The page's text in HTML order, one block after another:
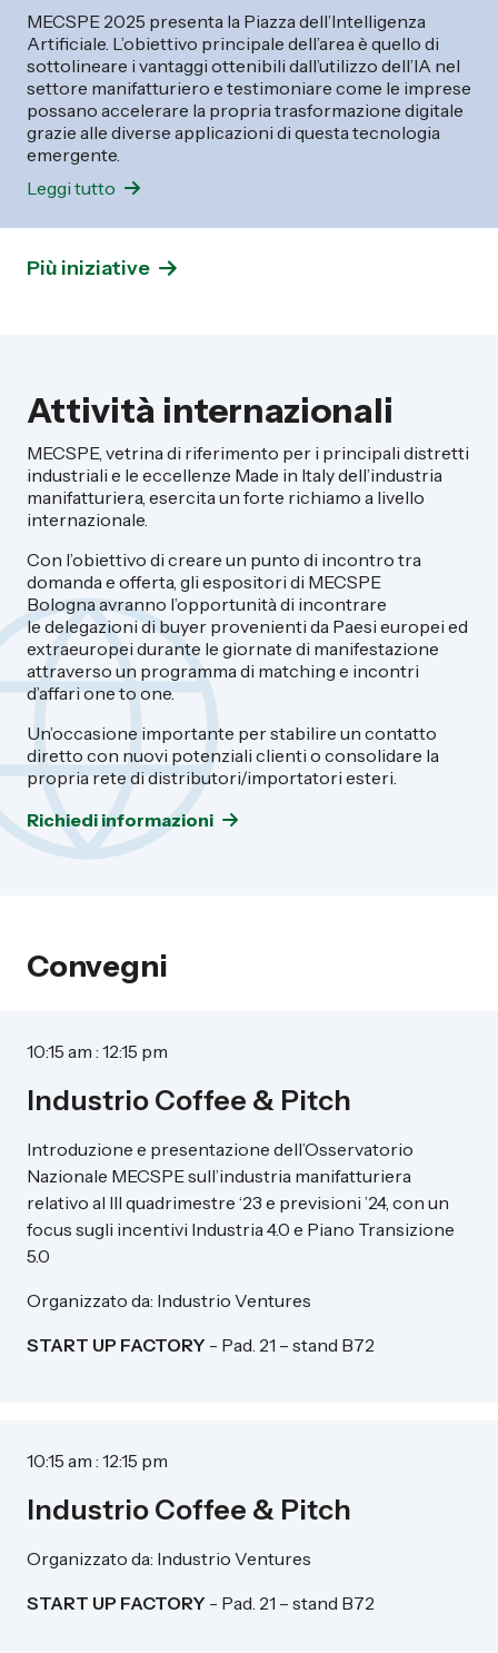
MECSPE 2025 presenta la Piazza dell’Intelligenza
Artificiale. L’obiettivo principale dell’area è quello di
sottolineare i vantaggi ottenibili dall’utilizzo dell’IA nel
settore manifatturiero e testimoniare come le imprese
possano accelerare la propria trasformazione digitale
grazie alle diverse applicazioni di questa tecnologia
emergente.
Leggi tutto
Più iniziative
Attività internazionali
MECSPE, vetrina di riferimento per i principali distretti
industriali e le eccellenze Made in Italy dell’industria
manifatturiera, esercita un forte richiamo a livello
internazionale.
Con l’obiettivo di creare un punto di incontro tra
domanda e offerta, gli espositori di MECSPE
Bologna avranno l’opportunità di incontrare
le delegazioni di buyer provenienti da Paesi europei ed
extraeuropei durante le giornate di manifestazione
attraverso un programma di matching e incontri
d’affari one to one.
Un’occasione importante per stabilire un contatto
diretto con nuovi potenziali clienti o consolidare la
propria rete di distributori/importatori esteri.
Richiedi informazioni
Convegni
10:15 am : 12:15 pm
Industrio Coffee & Pitch
Introduzione e presentazione dell’Osservatorio
Nazionale MECSPE sull’industria manifatturiera
relativo al III quadrimestre ‘23 e previsioni ’24, con un
focus sugli incentivi Industria 4.0 e Piano Transizione
5.0
Organizzato da: Industrio Ventures
START UP FACTORY - Pad. 21 – stand B72
10:15 am : 12:15 pm
Industrio Coffee & Pitch
Organizzato da: Industrio Ventures
START UP FACTORY - Pad. 21 – stand B72